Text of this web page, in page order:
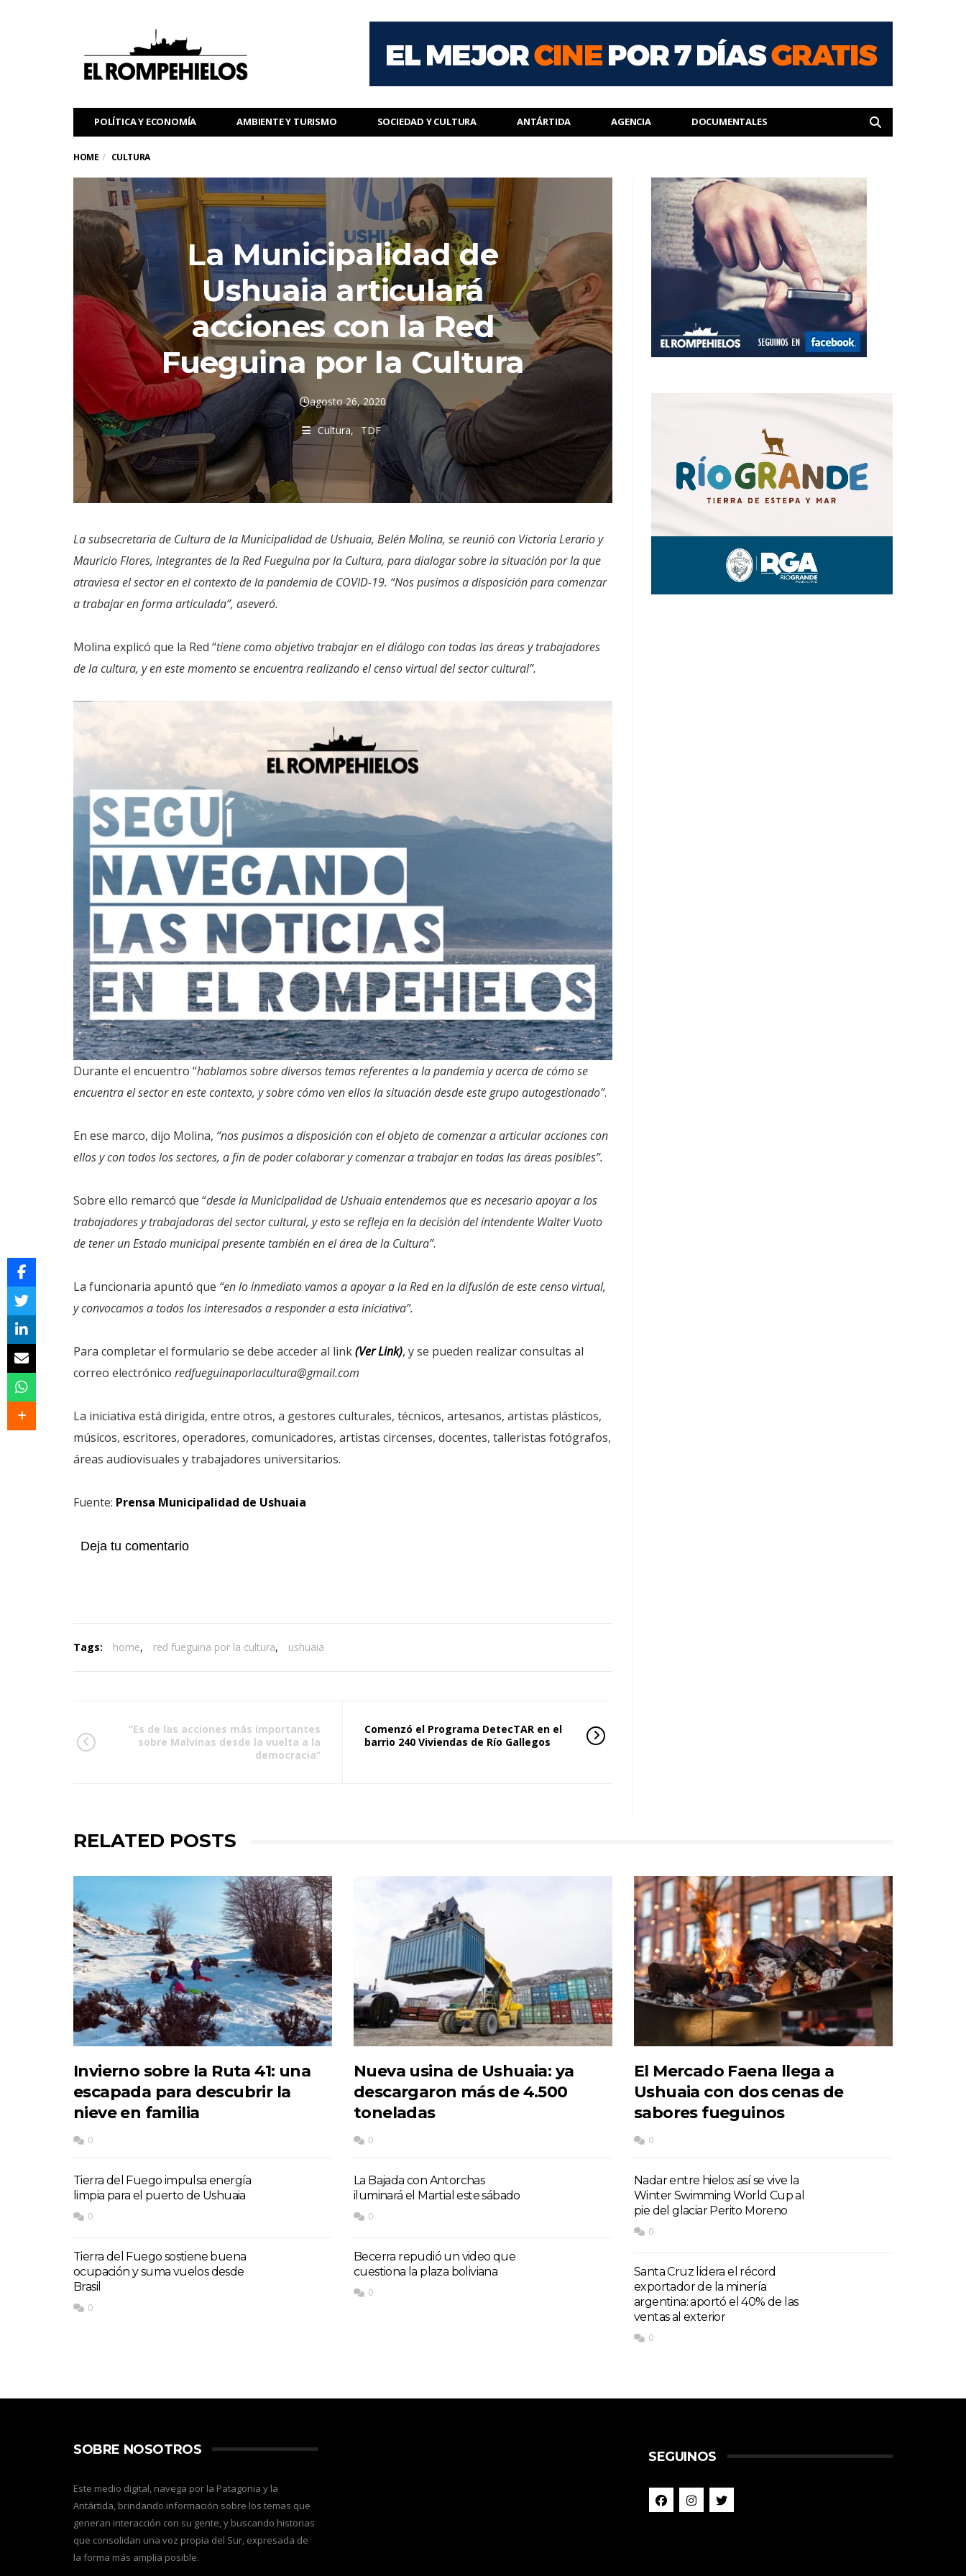
POLÍTICA Y ECONOMÍA AMBIENTE Y TURISMO SOCIEDAD Y CULTURA ANTÁRTIDA AGENCIA DOCUMENTALES
HOME CULTURA
La Municipalidad de
Ushuaia articulará
acciones con la Red
Fueguina por la Cultura
agosto 26, 2020
Cultura TDF
La subsecretaria de Cultura de la Municipalidad de Ushuaia, Belén Molina, se reunió con Victoria Lerario y
Mauricio Flores, integrantes de la Red Fueguina por la Cultura, para dialogar sobre la situación por la que
atraviesa el sector en el contexto de la pandemia de COVID-19. “Nos pusimos a disposición para comenzar
a trabajar en forma articulada”, aseveró.
Molina explicó que la Red “tiene como objetivo trabajar en el diálogo con todas las áreas y trabajadores
de la cultura, y en este momento se encuentra realizando el censo virtual del sector cultural”.
Durante el encuentro “hablamos sobre diversos temas referentes a la pandemia y acerca de cómo se
encuentra el sector en este contexto, y sobre cómo ven ellos la situación desde este grupo autogestionado”.
En ese marco, dijo Molina, “nos pusimos a disposición con el objeto de comenzar a articular acciones con
ellos y con todos los sectores, a fin de poder colaborar y comenzar a trabajar en todas las áreas posibles”.
Sobre ello remarcó que “desde la Municipalidad de Ushuaia entendemos que es necesario apoyar a los
trabajadores y trabajadoras del sector cultural, y esto se refleja en la decisión del intendente Walter Vuoto
de tener un Estado municipal presente también en el área de la Cultura”.
La funcionaria apuntó que “en lo inmediato vamos a apoyar a la Red en la difusión de este censo virtual,
y convocamos a todos los interesados a responder a esta iniciativa”.
Para completar el formulario se debe acceder al link(Ver Link), y se pueden realizar consultas al
correo electrónico redfueguinaporlacultura@gmail.com
La iniciativa está dirigida, entre otros, a gestores culturales, técnicos, artesanos, artistas plásticos,
músicos, escritores, operadores, comunicadores, artistas circenses, docentes, talleristas fotógrafos,
áreas audiovisuales y trabajadores universitarios.
Fuente: Prensa Municipalidad de Ushuaia
Deja tu comentario
Tags: home, red fueguina por la cultura, ushuaia
“Es de las acciones más importantes
sobre Malvinas desde la vuelta a la
democracia”
Comenzó el Programa DetecTAR en el
barrio 240 Viviendas de Río Gallegos
RELATED POSTS
Invierno sobre la Ruta 41: una
escapada para descubrir la
nieve en familia
0
Tierra del Fuego impulsa energía
limpia para el puerto de Ushuaia
0
Tierra del Fuego sostiene buena
ocupación y suma vuelos desde
Brasil
0
Nueva usina de Ushuaia: ya
descargaron más de 4.500
toneladas
0
La Bajada con Antorchas
iluminará el Martial este sábado
0
Becerra repudió un video que
cuestiona la plaza boliviana
0
El Mercado Faena llega a
Ushuaia con dos cenas de
sabores fueguinos
0
Nadar entre hielos: así se vive la
Winter Swimming World Cup al
pie del glaciar Perito Moreno
0
Santa Cruz lidera el récord
exportador de la minería
argentina: aportó el 40% de las
ventas al exterior
0
SOBRE NOSOTROS
Este medio digital, navega por la Patagonia y la
Antártida, brindando información sobre los temas que
generan interacción con su gente, y buscando historias
que consolidan una voz propia del Sur, expresada de
la forma más amplia posible.
SEGUINOS